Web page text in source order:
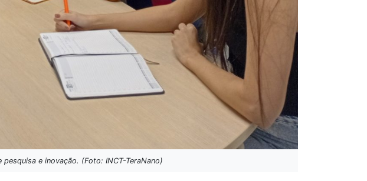
e inovação. (Foto: INCT-TeraNano)